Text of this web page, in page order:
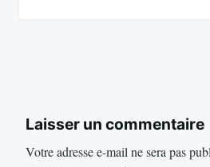
Laisser un commentaire
Votre adresse e-mail ne sera pas